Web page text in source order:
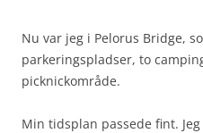
Nu var jeg i Pelorus Bridge,
parkeringspladser, to
picknickområde.
Min tidsplan passede fint.